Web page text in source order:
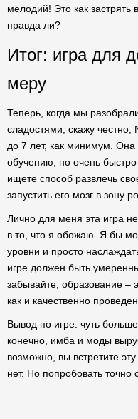
мелодий! Это как
правда ли?
Итог: игра для
меру
Теперь, когда мы
сладостями, скажу честно,
до 7 лет, как минимум.
обучению, но очень
ищете способ развлечь
запустить его мозг в зону
Лично для меня эта игра
в то, что я обожаю. Я бы
уровни и просто
игре должен быть
забывайте, образование –
как и качественно
Вывод по игре: чуть
конечно, имба и моды
возможно, вы встретите
нет. Но попробовать точно